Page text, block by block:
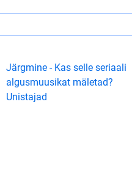
Järgmine - Kas selle seriaali
algusmuusikat mäletad?
Unistajad